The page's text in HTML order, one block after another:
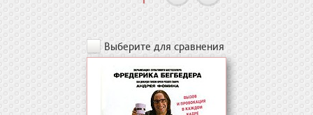
Выберите для сравнения